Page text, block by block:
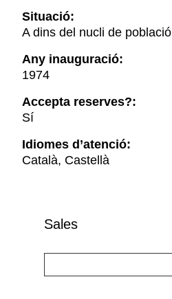
Situació:
A dins del nucli de població
Any inauguració:
1974
Accepta reserves?:
Sí
Idiomes d’atenció:
Català, Castellà
Sales